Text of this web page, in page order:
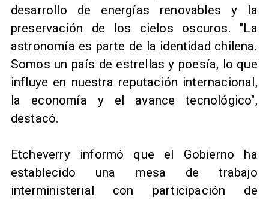
desarrollo de energías renovables y la
preservación de los cielos oscuros. "La
astronomía es parte de la identidad chilena.
Somos un país de estrellas y poesía, lo que
influye en nuestra reputación internacional,
la economía y el avance tecnológico",
destacó.
Etcheverry informó que el Gobierno ha
establecido una mesa de trabajo
interministerial con participación de